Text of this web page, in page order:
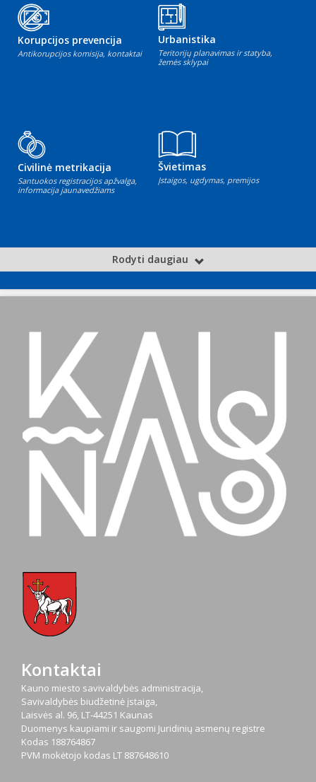
Korupcijos prevencija
Antikorupcijos komisija, kontaktai
Urbanistika
Teritorijų planavimas ir statyba,
žemės sklypai
Civilinė metrikacija
Santuokos registracijos apžvalga,
informacija jaunavedžiams
Švietimas
Įstaigos, ugdymas, premijos
Rodyti daugiau
Kontaktai
Kauno miesto savivaldybės administracija,
Savivaldybės biudžetinė įstaiga,
Laisvės al. 96, LT-44251 Kaunas
Duomenys kaupiami ir saugomi Juridinių asmenų registre
Kodas 188764867
PVM mokėtojo kodas LT 887648610